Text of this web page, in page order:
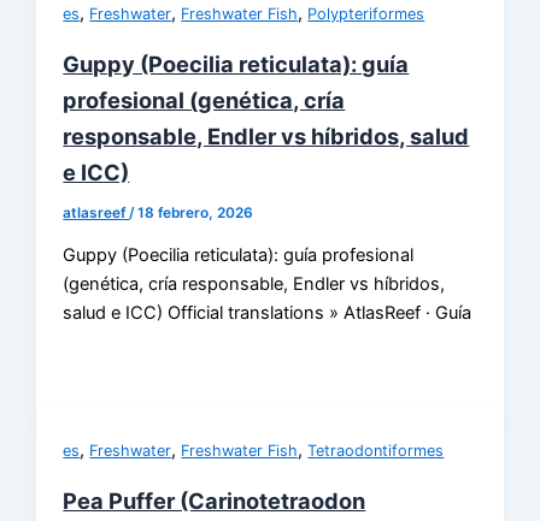
es, Freshwater, Freshwater Fish, Polypteriformes
Guppy (Poecilia reticulata): guía
profesional (genética, cría
responsable, Endler vs híbridos, salud
e ICC)
atlasreef /18 febrero, 2026
Guppy (Poecilia reticulata): guía profesional
(genética, cría responsable, Endler vs híbridos,
salud e ICC) Official translations » AtlasReef · Guía
es, Freshwater, Freshwater Fish,Tetraodontiformes
Pea Puffer (Carinotetraodon